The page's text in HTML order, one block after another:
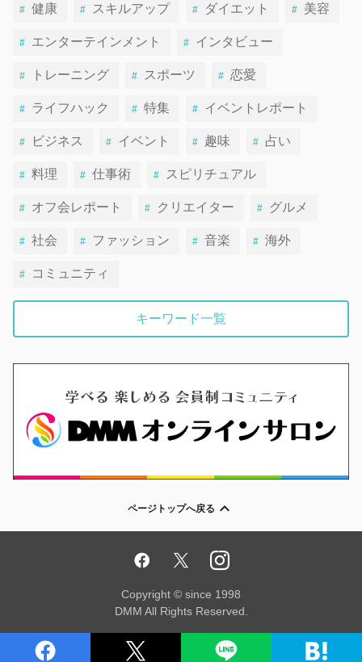
健康 スキルアップ ダイエット 美容
エンターテインメント インタビュー
トレーニング スポーツ 恋愛
ライフハック 特集 イベントレポート
ビジネス イベント 趣味 占い
料理 仕事術 スピリチュアル
オフ会レポート クリエイター グルメ
社会 ファッション 音楽 海外
コミュニティ
キーワード一覧
ページトップへ戻る
Copyright © since 1998
DMM All Rights Reserved.